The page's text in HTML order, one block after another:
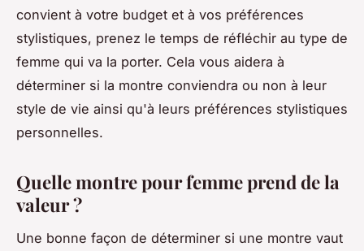
convient à votre budget et à vos préférences
stylistiques, prenez le temps de réfléchir au type de
femme qui va la porter. Cela vous aidera à
déterminer si la montre conviendra ou non à leur
style de vie ainsi qu'à leurs préférences stylistiques
personnelles.
Quelle montre pour femme prend de la
valeur ?
Une bonne façon de déterminer si une montre vaut